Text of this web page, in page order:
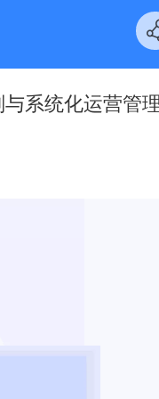
系统化运营管